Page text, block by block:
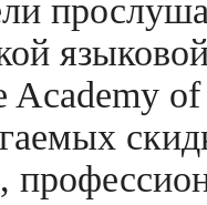
Academy